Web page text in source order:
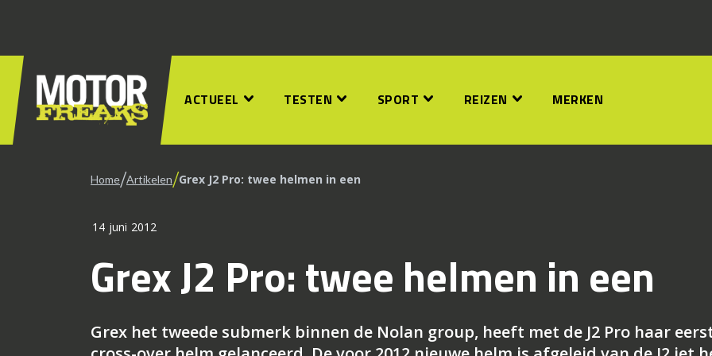
ACTUEEL TESTEN SPORT REIZEN MERKEN
Home/Artikelen/Grex J2 Pro: twee helmen in een
14 juni 2012
Grex J2 Pro: twee helmen in een
Grex het tweede submerk binnen de Nolan group, heeft met de J2 Pro haar